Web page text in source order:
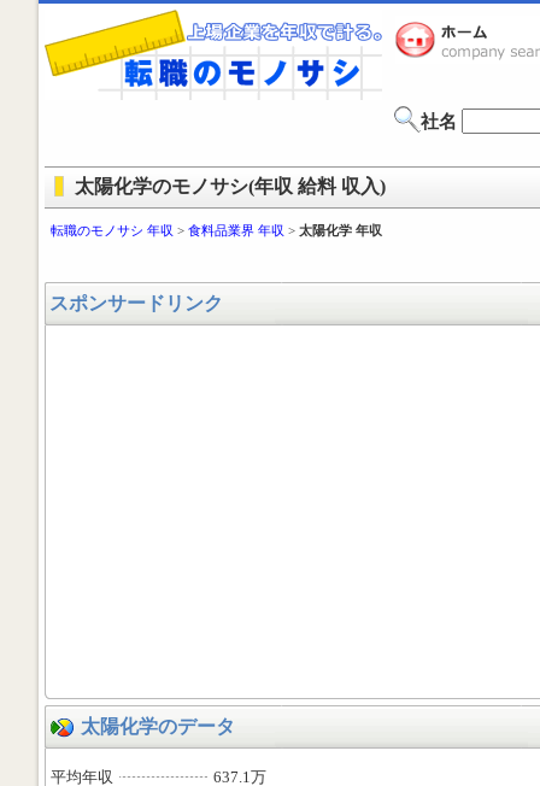
社名
太陽化学のモノサシ(年収 給料 収入)
転職のモノサシ 年収 > 食料品業界 年収 > 太陽化学 年収
スポンサードリンク
太陽化学のデータ
平均年収 637.1万